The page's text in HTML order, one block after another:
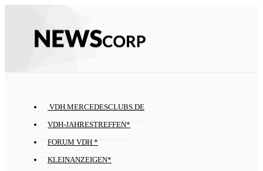
VDH.MERCEDESCLUBS.DE
VDH-JAHRESTREFFEN*
FORUM VDH *
KLEINANZEIGEN*